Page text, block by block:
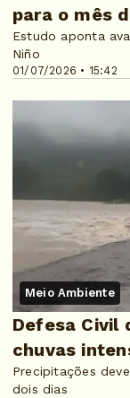
01/07/2026 • 15:42
para o mês
Estudo aponta
Niño
Meio Ambiente
Defesa Civil
chuvas
Precipitações
dois dias